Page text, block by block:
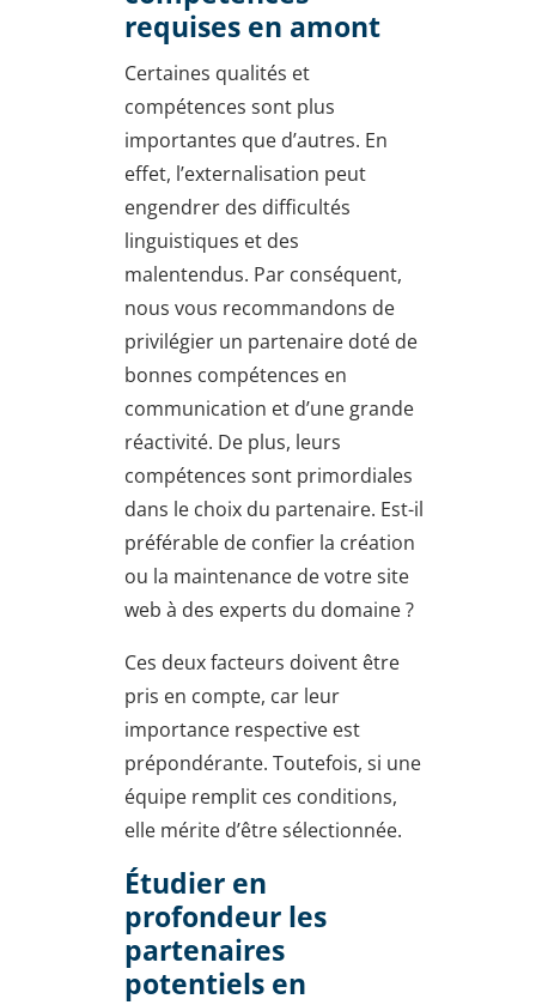
requises en amont
Certaines qualités et
compétences sont plus
importantes que d’autres. En
effet, l’externalisation peut
engendrer des difficultés
linguistiques et des
malentendus. Par conséquent,
nous vous recommandons de
privilégier un partenaire doté de
bonnes compétences en
communication et d’une grande
réactivité. De plus, leurs
compétences sont primordiales
dans le choix du partenaire. Est-il
préférable de confier la création
ou la maintenance de votre site
web à des experts du domaine ?
Ces deux facteurs doivent être
pris en compte, car leur
importance respective est
prépondérante. Toutefois, si une
équipe remplit ces conditions,
elle mérite d’être sélectionnée.
Étudier en
profondeur les
partenaires
potentiels en